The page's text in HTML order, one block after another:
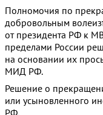
Полномочия по
добровольным
от президента РФ к
пределами России
на основании их
МИД РФ.
Решение о
или усыновленного
РФ.